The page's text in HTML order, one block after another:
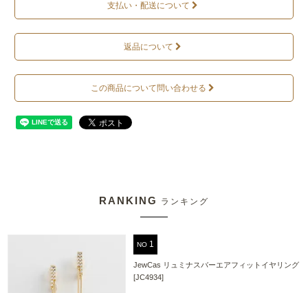
支払い・配送について
返品について
この商品について問い合わせる
RANKING ランキング
NO
JewCas リュミナスバーエアフィットイヤリング
[JC4934]